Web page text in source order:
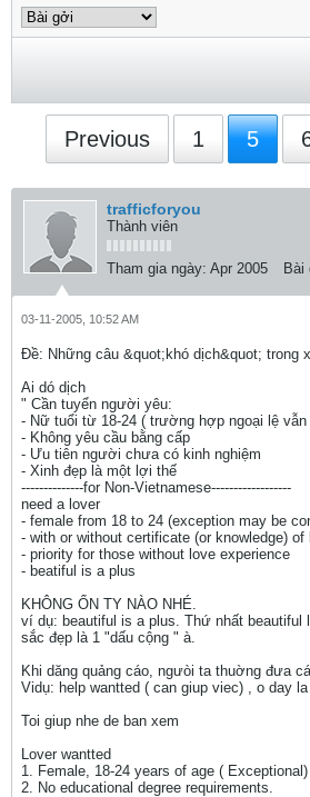
Previous 1 5
trafficforyou
Thành viên
Tham gia ngày: Apr 2005 Bài
03-11-2005, 10:52 AM
Ðề: Những câu &quot;khó dịch&quot; trong
Ai dó dịch
" Cần tuyển người yêu:
- Nữ tuổi từ 18-24 ( trường hợp ngoại lệ
- Không yêu cầu bằng cấp
- Ưu tiên người chưa có kinh nghiệm
- Xinh đẹp là một lợi thế
--------------for Non-Vietnamese------------------
need a lover
- female from 18 to 24 (exception may be
- with or without certificate (or knowledge)
- priority for those without love experience
- beatiful is a plus
KHÔNG ỔN TY NÀO NHÉ.
ví dụ: beautiful is a plus. Thứ nhất
sắc đẹp là 1 "dấu cộng " à.
Khi dăng quảng cáo, ngưòi ta thuờng đưa
Vidụ: help wantted ( can giup viec) , o day
Toi giup nhe de ban xem
Lover wantted
1. Female, 18-24 years of age ( Exceptional)
2. No educational degree requirements.